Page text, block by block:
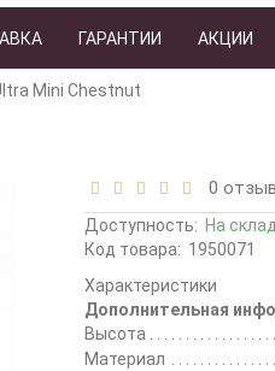
ГАРАНТИИ АКЦИИ
Mini Chestnut
0
Доступность: На
Код товара: 1950071
Характеристики
Дополнительная
Высота
Материал